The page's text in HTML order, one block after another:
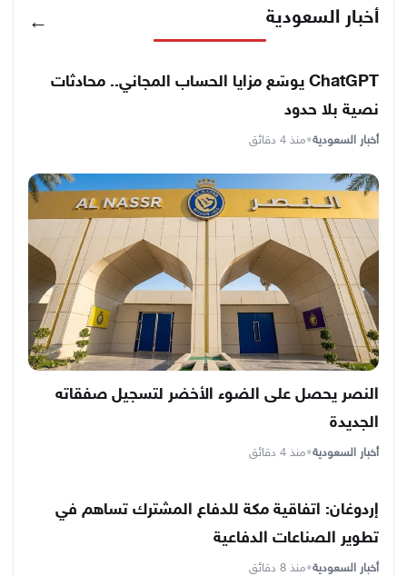
أخبار السعودية ←
ChatGPT يوسّع مزايا الحساب المجاني.. محادثات
نصية بلا حدود
أخبار السعودية•منذ 4 دقائق
النصر يحصل على الضوء الأخضر لتسجيل صفقاته
الجديدة
أخبار السعودية•منذ 4 دقائق
إردوغان: اتفاقية مكة للدفاع المشترك تساهم في
تطوير الصناعات الدفاعية
أخبار السعودية•منذ 8 دقائق